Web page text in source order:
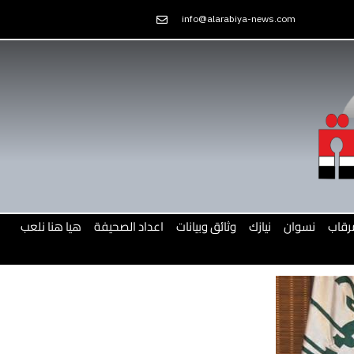
to
info@alarabiya-news.com
نسوان نيازك وثائق وبيانات اعداد الصحيفة هيا هنا نلعب